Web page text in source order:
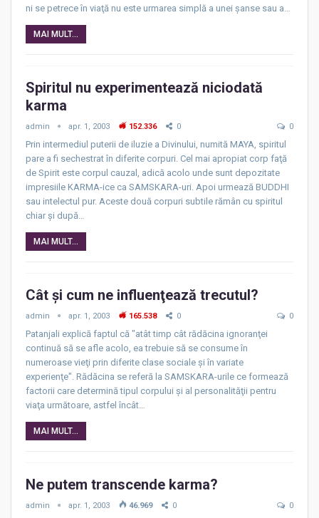
ni se petrece în viaţă nu este urmarea simplă a unei şanse sau a…
MAI MULT...
Spiritul nu experimentează niciodată
karma
admin apr. 1, 2003 152.336 0 0
Prin intermediul puterii de iluzie a Divinului, numită MAYA, spiritul
pare a fi sechestrat în diferite corpuri. Cel mai apropiat corp faţă
de Spirit este corpul cauzal, adică acolo unde sunt depozitate
impresiile KARMA-ice ca SAMSKARA-uri. Apoi urmează BUDDHI
sau intelectul pur. Aceste două corpuri subtile rămân cu spiritul
chiar şi după…
MAI MULT...
Cât şi cum ne influenţează trecutul?
admin apr. 1, 2003 165.538 0 0
Patanjali explică faptul că "atât timp cât rădăcina ignoranţei
continuă să se afle acolo, ea trebuie să se consume în
numeroase vieţi prin diferite clase sociale şi în variate
experienţe". Rădăcina se referă la SAMSKARA-urile ce formează
factorii care determină tipul corpului şi al personalităţii pentru
viaţa următoare, astfel încât…
MAI MULT...
Ne putem transcende karma?
admin apr. 1, 2003 46.969 0 0